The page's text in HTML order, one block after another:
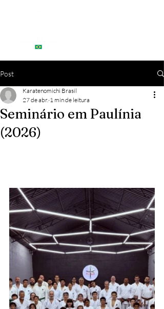
Post
Seminário em Paulínia
(2026)
Karatenomichi Brasil
27 de abr. 1 min de leitura